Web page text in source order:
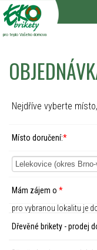
pro teplo Vašeho domova
Nejdříve vyberte
Místo doručení:*
Mám zájem o *
pro vybranou lokalitu je
Dřevěné brikety - prodej